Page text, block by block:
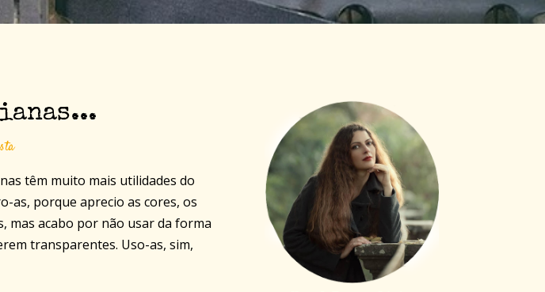
têm muito mais utilidades do
as, porque aprecio as cores, os
mas acabo por não usar da forma
transparentes. Uso-as, sim,